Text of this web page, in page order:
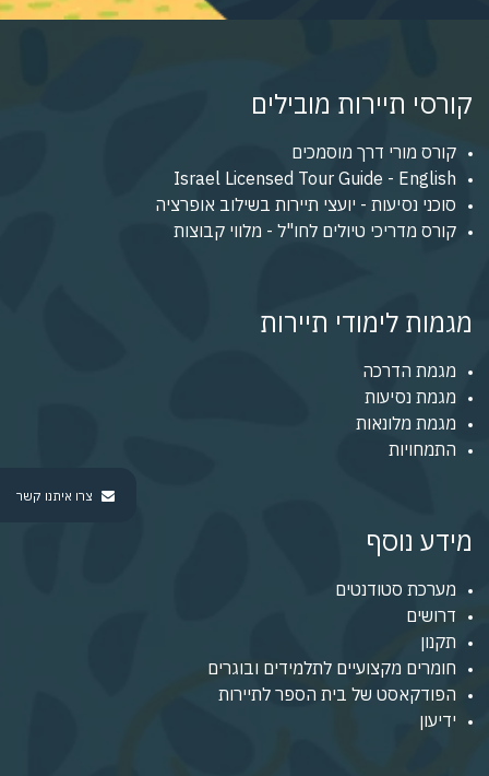
צרו איתנו קשר
קורסי תיירות מובילים
קורס מורי דרך מוסמכים
Israel Licensed Tour Guide - English
סוכני נסיעות - יועצי תיירות בשילוב אופרציה
קורס מדריכי טיולים לחו"ל - מלווי קבוצות
מגמות לימודי תיירות
מגמת הדרכה
מגמת נסיעות
מגמת מלונאות
התמחויות
מידע נוסף
מערכת סטודנטים
דרושים
תקנון
חומרים מקצועיים לתלמידים ובוגרים
הפודקאסט של בית הספר לתיירות
ידיעון